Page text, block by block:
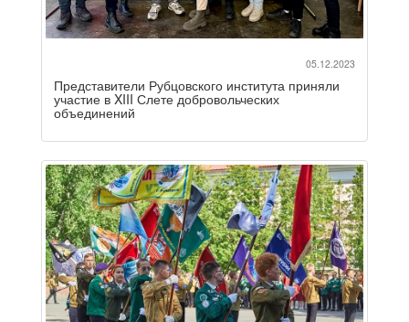
05.12.2023
Представители Рубцовского института приняли
участие в XIII Слете добровольческих
объединений